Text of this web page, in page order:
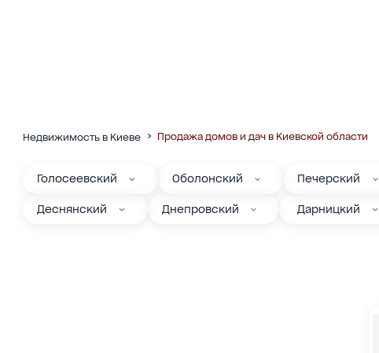
Недвижимость в Киеве Продажа домов и дач в Киевской области
Голосеевский Оболонский Печерский
Деснянский Днепровский Дарницкий